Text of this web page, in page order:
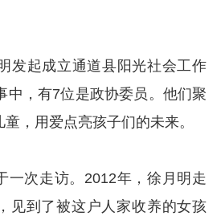
发起成立通道县阳光社会工作
中，有7位是政协委员。他们聚
，用爱点亮孩子们的未来。
一次走访。2012年，徐月明走
见到了被这户人家收养的女孩